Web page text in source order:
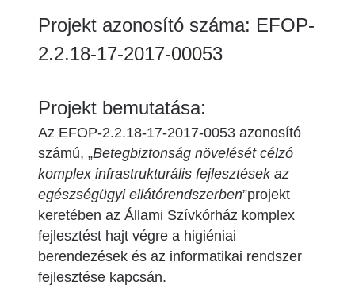
Projekt azonosító száma: EFOP-
2.2.18-17-2017-00053
Projekt bemutatása:
Az EFOP-2.2.18-17-2017-0053 azonosító
számú, „Betegbiztonság növelését célzó
komplex infrastrukturális fejlesztések az
egészségügyi ellátórendszerben”projekt
keretében az Állami Szívkórház komplex
fejlesztést hajt végre a higiéniai
berendezések és az informatikai rendszer
fejlesztése kapcsán.